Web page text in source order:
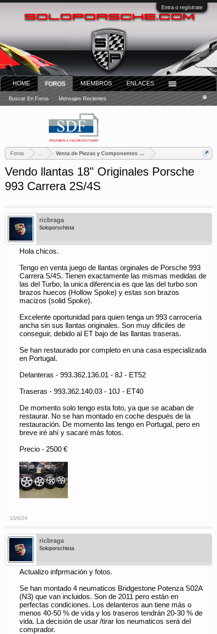
Entra o regístrate
Foros Venta de Piezas y Componentes Porsche
Vendo llantas 18" Originales Porsche
993 Carrera 2S/4S
ricbraga
Soloporschista
Hola chicos.
Tengo en venta juego de llantas orginales de Porsche 993
Carrera S/4S. Tienen exactamente las mismas medidas de
las del Turbo, la unica diferencia es que las del turbo son
brazos huecos (Hollow Spoke) y estas son brazos
macizos (solid Spoke).
Excelente oportunidad para quien tenga un 993 carrocería
ancha sin sus llantas originales. Son muy dificiles de
conseguir, debido al ET bajo de las llantas traseras.
Se han restaurado por completo en una casa especializada
en Portugal.
Delanteras - 993.362.136.01 - 8J - ET52
Traseras - 993.362.140.03 - 10J - ET40
De momento solo tengo esta foto, ya que se acaban de
restaurar. No se han montado en coche después de la
restauración. De momento las tengo en Portugal, pero en
breve iré ahí y sacaré más fotos.
Precio - 2500 €
15/6/24
ricbraga
Soloporschista
Actualizo infprmación y fotos.
Se han montado 4 neumaticos Bridgestone Potenza S02A
(N3) que van incluidos. Son de 2011 pero están en
perfectas condiciones. Los delanteros aun tiene más o
menos 40-50 % de vida y los traseros tendrán 20-30 % de
vida. La decisión de usar /tirar los neumaticos será del
comprador.
HOME FOROS
Buscar En Foros Mensajes Recientes
MIEMBROS ENLACES